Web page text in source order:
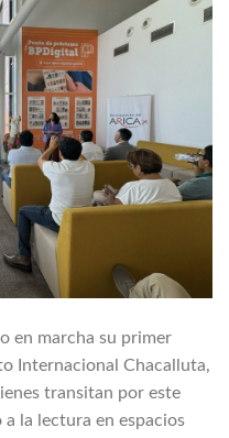
en marcha su primer
Internacional Chacalluta,
transitan por este
la lectura en espacios